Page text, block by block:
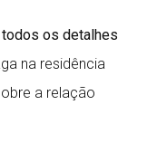
os detalhes
na residência
a relação